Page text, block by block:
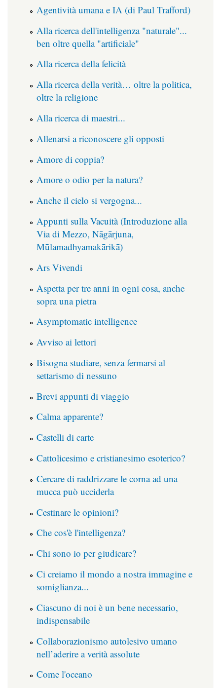
Agentività umana e IA (di Paul Trafford)
Alla ricerca dell'intelligenza "naturale"...
ben oltre quella "artificiale"
Alla ricerca della felicità
Alla ricerca della verità… oltre la politica,
oltre la religione
Alla ricerca di maestri...
Allenarsi a riconoscere gli opposti
Amore di coppia?
Amore o odio per la natura?
Anche il cielo si vergogna...
Appunti sulla Vacuità (Introduzione alla
Via di Mezzo, Nāgārjuna,
Mūlamadhyamakārikā)
Ars Vivendi
Aspetta per tre anni in ogni cosa, anche
sopra una pietra
Asymptomatic intelligence
Avviso ai lettori
Bisogna studiare, senza fermarsi al
settarismo di nessuno
Brevi appunti di viaggio
Calma apparente?
Castelli di carte
Cattolicesimo e cristianesimo esoterico?
Cercare di raddrizzare le corna ad una
mucca può ucciderla
Cestinare le opinioni?
Che cos'è l'intelligenza?
Chi sono io per giudicare?
Ci creiamo il mondo a nostra immagine e
somiglianza...
Ciascuno di noi è un bene necessario,
indispensabile
Collaborazionismo autolesivo umano
nell’aderire a verità assolute
Come l'oceano